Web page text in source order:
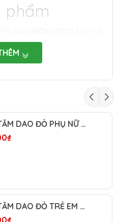
phẩm
mang hương thơm đặc
Tây Bắc. Sản phẩm phù
thư giãn sau khi tắm.
phẩm
NƯỚC TẮM DAO ĐỎ PHỤ NỮ SAU SINH SAPA TV 500ML – THẢO MỘC TẮM TRUYỀN THỐNG NGƯỜI DAO ĐỎ TẢ PHÌN
NƯỚC TẮM DAO ĐỎ TRẺ EM SAPA TV 500ML – THẢO MỘC TẮM TRUYỀN THỐNG DÀNH CHO TRẺ SƠ SINH VÀ TRẺ NHỎ